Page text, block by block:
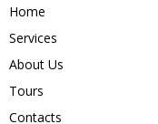
Home
Services
About Us
Tours
Contacts